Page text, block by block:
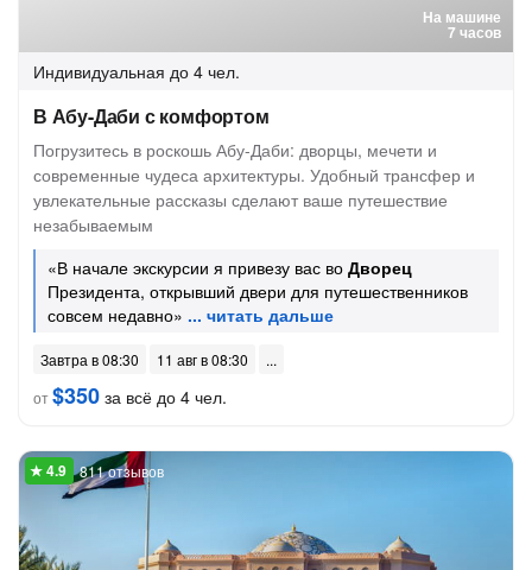
На машине
7 часов
Индивидуальная до 4 чел.
В Абу-Даби с комфортом
Погрузитесь в роскошь Абу-Даби: дворцы, мечети и
современные чудеса архитектуры. Удобный трансфер и
увлекательные рассказы сделают ваше путешествие
незабываемым
«В начале экскурсии я привезу вас во Дворец
Президента, открывший двери для путешественников
совсем недавно»
Завтра в 08:30
11 авг в 08:30
от$350 за всё до 4 чел.
811 отзывов